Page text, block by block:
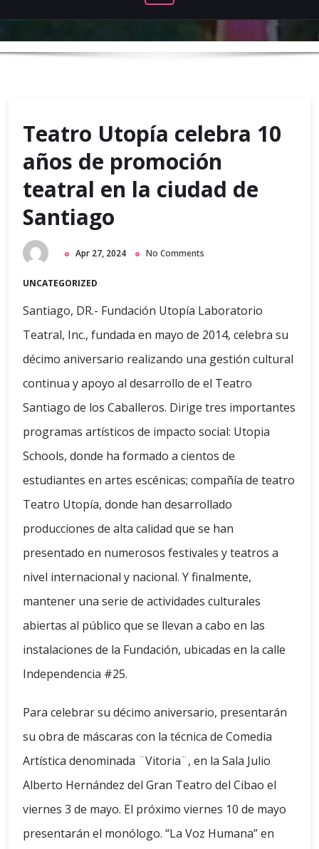
Teatro Utopía celebra 10
años de promoción
teatral en la ciudad de
Santiago
Apr 27, 2024 No Comments
UNCATEGORIZED
Santiago, DR.- Fundación Utopía Laboratorio
Teatral, Inc., fundada en mayo de 2014, celebra su
décimo aniversario realizando una gestión cultural
continua y apoyo al desarrollo de el Teatro
Santiago de los Caballeros. Dirige tres importantes
programas artísticos de impacto social: Utopia
Schools, donde ha formado a cientos de
estudiantes en artes escénicas; compañía de teatro
Teatro Utopía, donde han desarrollado
producciones de alta calidad que se han
presentado en numerosos festivales y teatros a
nivel internacional y nacional. Y finalmente,
mantener una serie de actividades culturales
abiertas al público que se llevan a cabo en las
instalaciones de la Fundación, ubicadas en la calle
Independencia #25.
Para celebrar su décimo aniversario, presentarán
su obra de máscaras con la técnica de Comedia
Artística denominada ¨Vitoria¨, en la Sala Julio
Alberto Hernández del Gran Teatro del Cibao el
viernes 3 de mayo. El próximo viernes 10 de mayo
presentarán el monólogo. “La Voz Humana” en